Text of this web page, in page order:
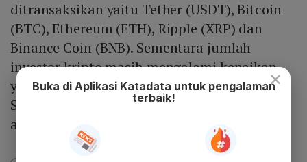
ditransaksikan yaitu Tether (USDT), Bitcoin
(BTC), Ethereum (ETH), Ripple (XRP) dan
Binance Coin (BNB). Sementara jumlah
investor kripto masih mengalami kenaikan
yakni sebanyak 147.713 pada bulan Juni.
Sehingga investor kripto di Indonesia pada
akhir Juni 2023 mencapai sebanyak 17,5 juta.
×
Buka di Aplikasi Katadata untuk pengalaman
terbaik!